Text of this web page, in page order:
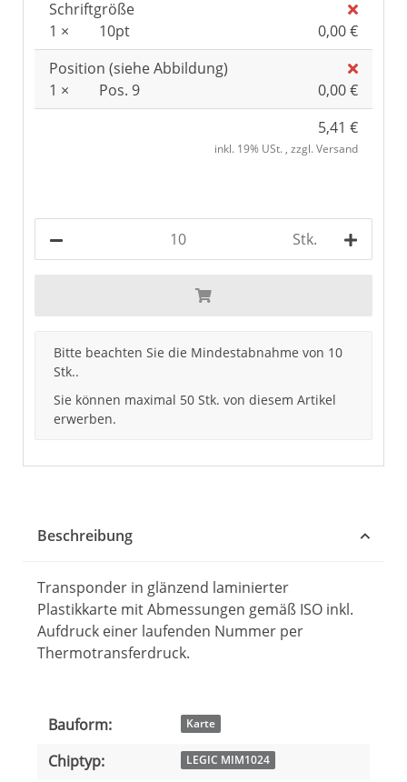
Schriftgröße
1 ×
10pt
0,00 €
Position (siehe Abbildung)
1 ×
Pos. 9
0,00 €
5,41 €
inkl. 19% USt. , zzgl. Versand
Stk.
x
Bitte beachten Sie die Mindestabnahme von 10
Stk..
Sie können maximal 50 Stk. von diesem Artikel
erwerben.
Beschreibung
Transponder in glänzend laminierter
Plastikkarte mit Abmessungen gemäß ISO inkl.
Aufdruck einer laufenden Nummer per
Thermotransferdruck.
Produkteigenschaft
Wert
Bauform: Karte
Chiptyp: LEGIC MIM1024